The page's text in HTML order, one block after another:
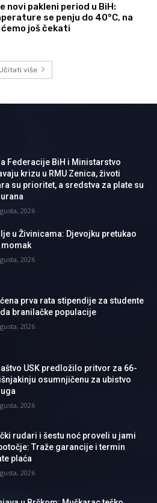
novi pakleni period u BiH:
se penju do 40°C, na
ćemo još čekati
Učitati više
Federacije BiH i Ministarstvo
krizu u RMU Zenica, životi
su prioritet, a sredstva za plate su
2026
u Živinicama: Djevojku pretukao
momak
2026
prva rata stipendije za studente
branilačke populacije
2026
USK predložilo pritvor za 66-
osumnjičenu za ubistvo
2026
rudari i šestu noć proveli u jami
Traže garancije i termin
plaća
2026